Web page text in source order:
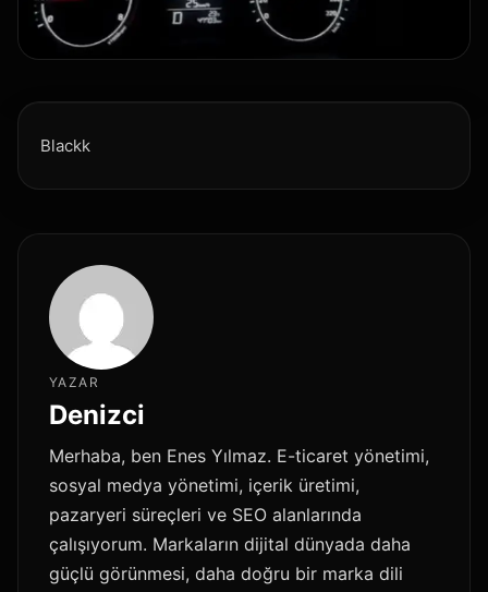
Blackk
YAZAR
Denizci
Merhaba, ben Enes Yılmaz. E-ticaret yönetimi,
sosyal medya yönetimi, içerik üretimi,
pazaryeri süreçleri ve SEO alanlarında
çalışıyorum. Markaların dijital dünyada daha
güçlü görünmesi, daha doğru bir marka dili